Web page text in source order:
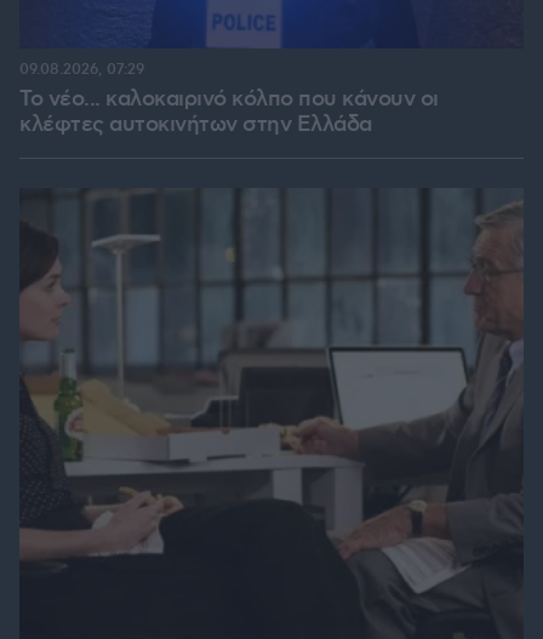
Το νέο... καλοκαιρινό κόλπο που κάνουν οι
κλέφτες αυτοκινήτων στην Ελλάδα
09.08.2026, 07:29